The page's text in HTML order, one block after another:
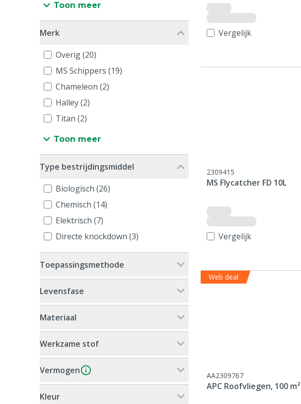
Toon meer
Merk
Overig (20)
MS Schippers (19)
Chameleon (2)
Halley (2)
Titan (2)
Toon meer
Type bestrijdingsmiddel
Biologisch (26)
Chemisch (14)
Elektrisch (7)
Directe knockdown (3)
Toepassingsmethode
Levensfase
Materiaal
Werkzame stof
Vermogen
Kleur
Vergelijk
2309415
MS Flycatcher FD 10L
Vergelijk
Web deal
AA2309767
APC Roofvliegen, 100 m²